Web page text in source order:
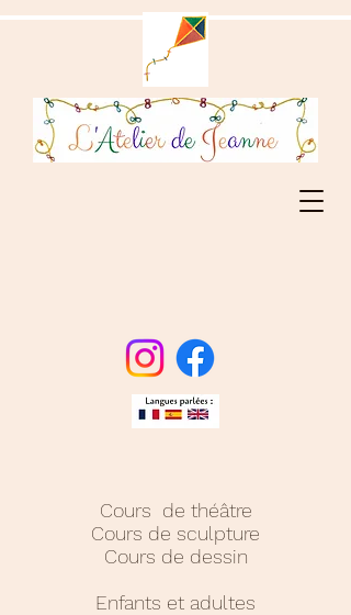
Cours de théâtre
Cours de sculpture
Cours de dessin
Enfants et adultes